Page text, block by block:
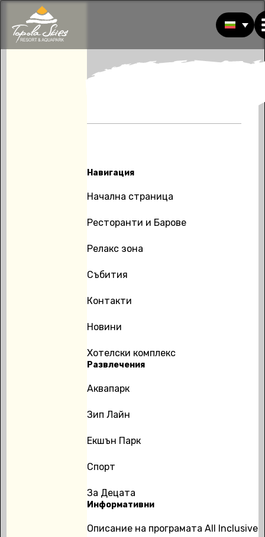
Навигация
Начална страница
Ресторанти и Барове
Релакс зона
Събития
Контакти
Новини
Хотелски комплекс
Развлечения
Аквапарк
Зип Лайн
Екшън Парк
Спорт
За Децата
Информативни
Описание на програмата All Inclusive